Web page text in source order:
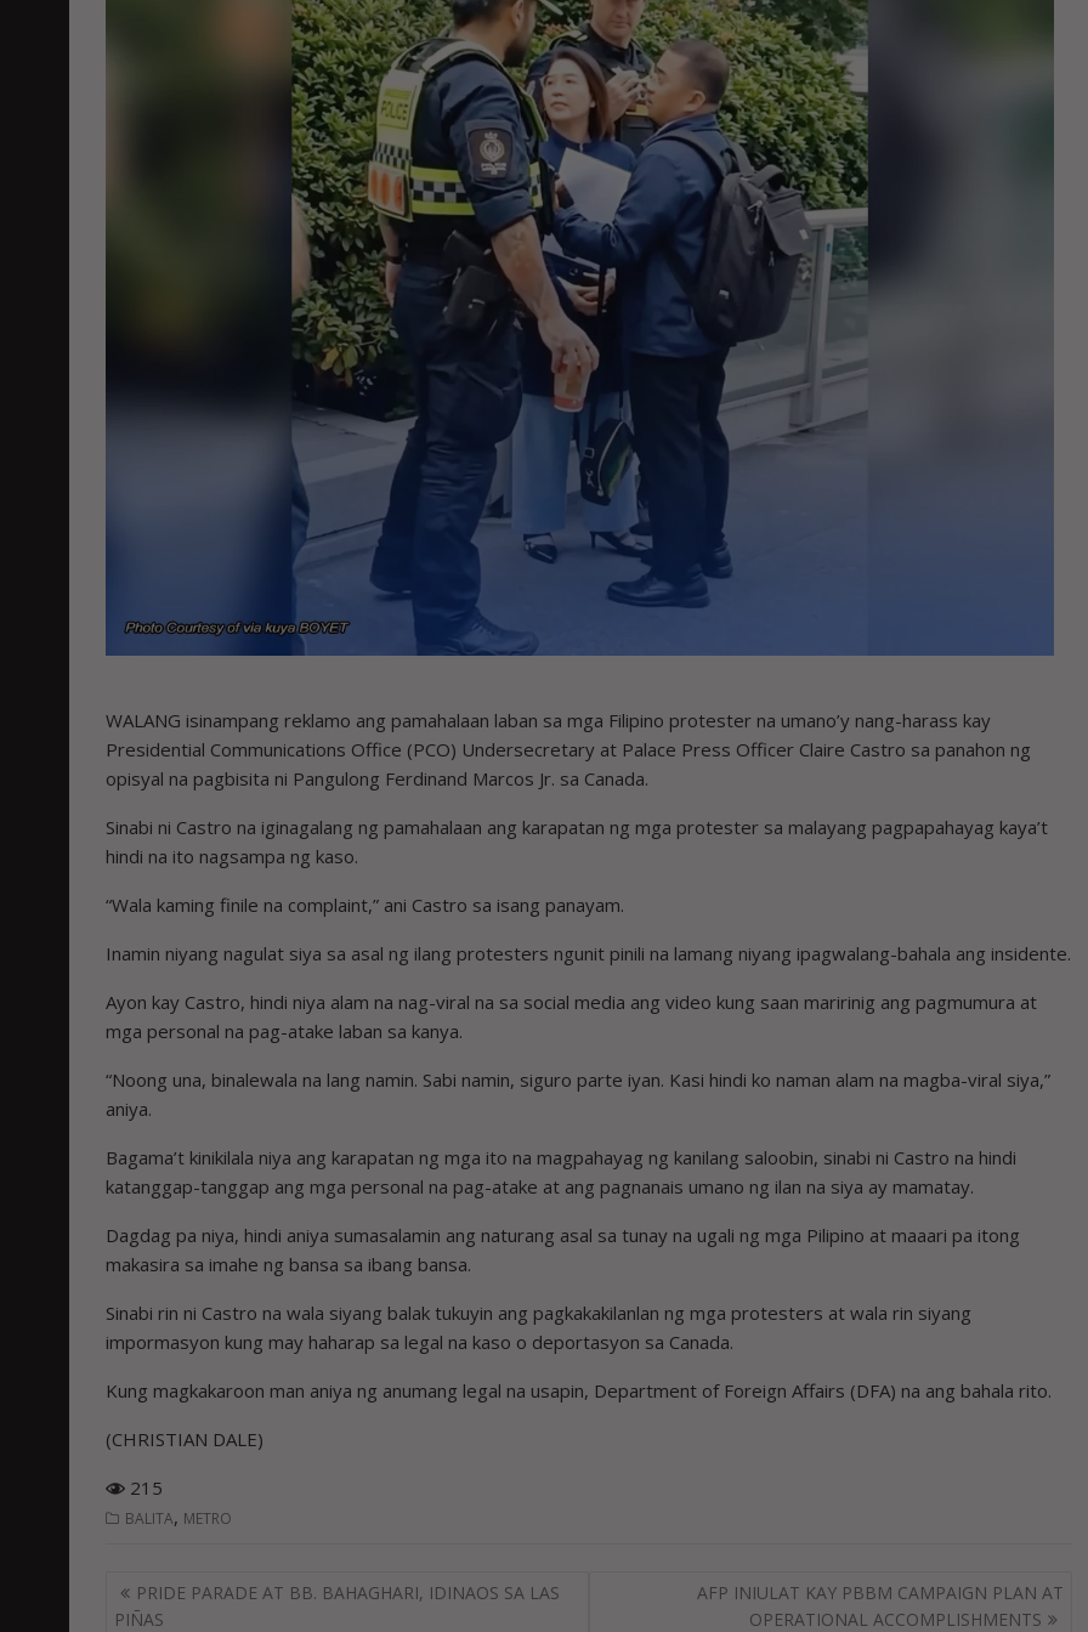
WALANG isinampang reklamo ang pamahalaan laban sa mga Filipino protester na umano’y nang-harass kay
Presidential Communications Office (PCO) Undersecretary at Palace Press Officer Claire Castro sa panahon ng
opisyal na pagbisita ni Pangulong Ferdinand Marcos Jr. sa Canada.
Sinabi ni Castro na iginagalang ng pamahalaan ang karapatan ng mga protester sa malayang pagpapahayag kaya’t
hindi na ito nagsampa ng kaso.
“Wala kaming finile na complaint,” ani Castro sa isang panayam.
Inamin niyang nagulat siya sa asal ng ilang protesters ngunit pinili na lamang niyang ipagwalang-bahala ang insidente.
Ayon kay Castro, hindi niya alam na nag-viral na sa social media ang video kung saan maririnig ang pagmumura at
mga personal na pag-atake laban sa kanya.
“Noong una, binalewala na lang namin. Sabi namin, siguro parte iyan. Kasi hindi ko naman alam na magba-viral siya,”
aniya.
Bagama’t kinikilala niya ang karapatan ng mga ito na magpahayag ng kanilang saloobin, sinabi ni Castro na hindi
katanggap-tanggap ang mga personal na pag-atake at ang pagnanais umano ng ilan na siya ay mamatay.
Dagdag pa niya, hindi aniya sumasalamin ang naturang asal sa tunay na ugali ng mga Pilipino at maaari pa itong
makasira sa imahe ng bansa sa ibang bansa.
Sinabi rin ni Castro na wala siyang balak tukuyin ang pagkakakilanlan ng mga protesters at wala rin siyang
impormasyon kung may haharap sa legal na kaso o deportasyon sa Canada.
Kung magkakaroon man aniya ng anumang legal na usapin, Department of Foreign Affairs (DFA) na ang bahala rito.
(CHRISTIAN DALE)
215
BALITA, METRO
Post
navigation
PRIDE PARADE AT BB. BAHAGHARI, IDINAOS SA LAS
PIÑAS
AFP INIULAT KAY PBBM CAMPAIGN PLAN AT
OPERATIONAL ACCOMPLISHMENTS